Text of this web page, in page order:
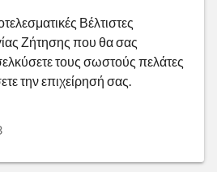
Βέλτιστες
Ζήτησης που θα σας
τους σωστούς πελάτες
την επιχείρησή σας.